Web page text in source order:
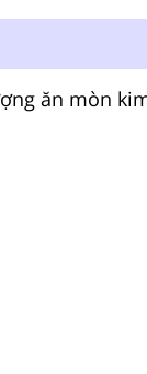
ăn mòn